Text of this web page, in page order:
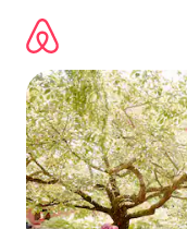
directement
contenu